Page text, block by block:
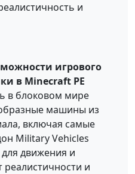
и
игрового
в Minecraft PE
в блоковом мире
машины из
включая самые
Military Vehicles
движения и
реалистичности и